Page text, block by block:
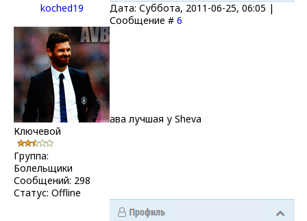
koched19
Дата: Суббота, 2011-06-25, 06:05 |
Сообщение # 6
Ключевой
Группа:
Болельщики
Сообщений: 298
Статус: Offline
ава лучшая у Sheva